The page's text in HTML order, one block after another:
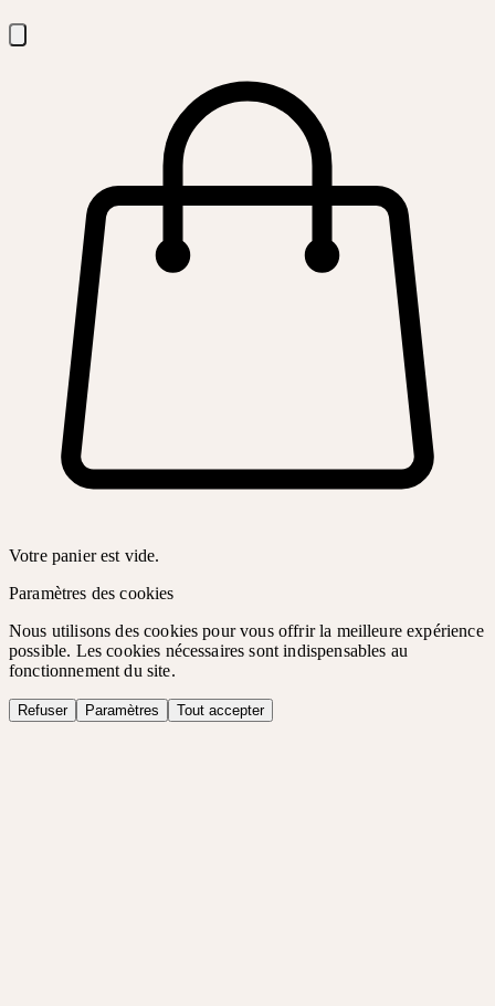
Votre panier est vide.
Paramètres des cookies
Nous utilisons des cookies pour vous offrir la meilleure expérience
possible. Les cookies nécessaires sont indispensables au
fonctionnement du site.
Refuser Paramètres Tout accepter